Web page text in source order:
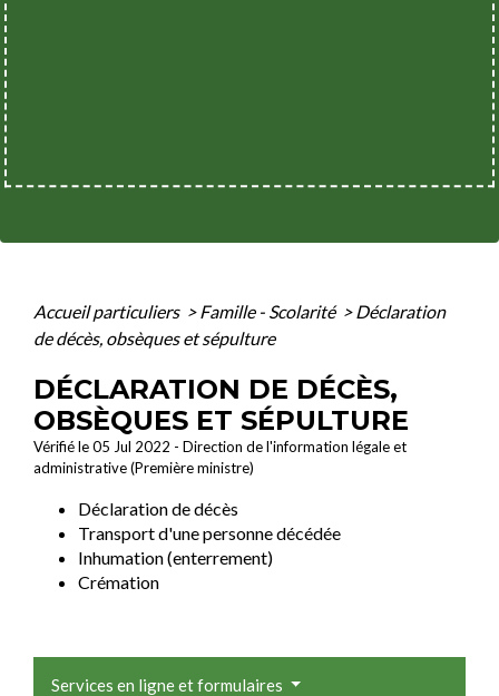
Accueil particuliers > Famille - Scolarité > Déclaration
de décès, obsèques et sépulture
DÉCLARATION DE DÉCÈS,
OBSÈQUES ET SÉPULTURE
Vérifié le 05 Jul 2022 - Direction de l'information légale et
administrative (Première ministre)
Déclaration de décès
Transport d'une personne décédée
Inhumation (enterrement)
Crémation
Services en ligne et formulaires